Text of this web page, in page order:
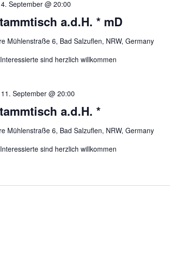
a.d.H. * mD
4. September @ 20:00
Mühlenstraße 6, Bad Salzuflen, NRW, Germany
sind herzlich willkommen
a.d.H. *
11. September @ 20:00
Mühlenstraße 6, Bad Salzuflen, NRW, Germany
sind herzlich willkommen